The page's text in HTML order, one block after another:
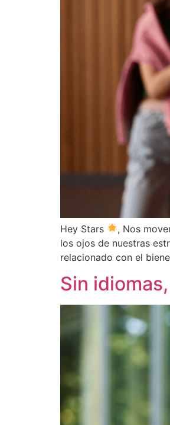
Hey Stars
, Nos
los ojos de nuestras
relacionado con el
Sin